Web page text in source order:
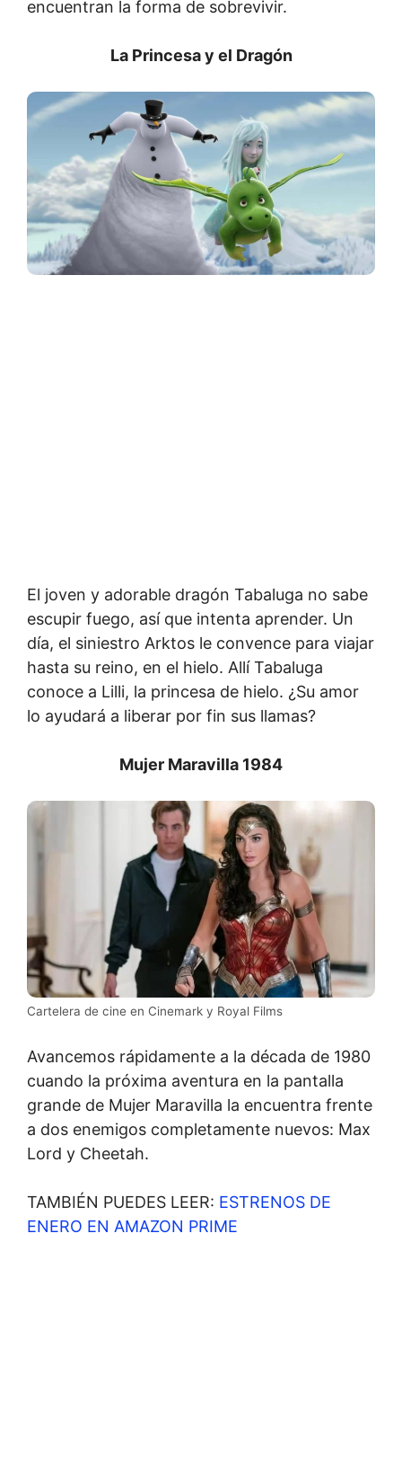
encuentran la forma de sobrevivir.
La Princesa y el Dragón
El joven y adorable dragón Tabaluga no sabe
escupir fuego, así que intenta aprender. Un
día, el siniestro Arktos le convence para viajar
hasta su reino, en el hielo. Allí Tabaluga
conoce a Lilli, la princesa de hielo. ¿Su amor
lo ayudará a liberar por fin sus llamas?
Mujer Maravilla 1984
Cartelera de cine en Cinemark y Royal Films
Avancemos rápidamente a la década de 1980
cuando la próxima aventura en la pantalla
grande de Mujer Maravilla la encuentra frente
a dos enemigos completamente nuevos: Max
Lord y Cheetah.
TAMBIÉN PUEDES LEER: ESTRENOS DE
ENERO EN AMAZON PRIME